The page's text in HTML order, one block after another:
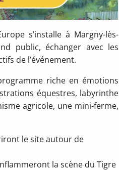
s’installe à Margny-lès-
public, échanger avec les
de l’événement.
riche en émotions
équestres, labyrinthe
agricole, une mini-ferme,
le site autour de
la scène du Tigre